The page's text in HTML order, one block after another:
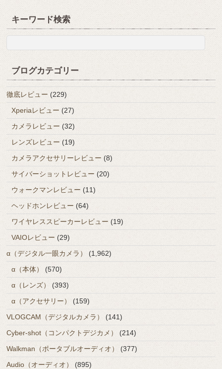
キーワード検索
ブログカテゴリー
徹底レビュー (229)
Xperiaレビュー (27)
カメラレビュー (32)
レンズレビュー (19)
カメラアクセサリーレビュー (8)
サイバーショットレビュー (20)
ウォークマンレビュー (11)
ヘッドホンレビュー (64)
ワイヤレススピーカーレビュー (19)
VAIOレビュー (29)
α（デジタル一眼カメラ）
(1,962)
α（本体）
(570)
α（レンズ） (393)
α（アクセサリー）
(159)
VLOGCAM（デジタルカメラ）
(141)
Cyber-shot（コンパクトデジカメ）
(214)
Walkman（ポータブルオーディオ）
(377)
Audio（オーディオ）
(895)